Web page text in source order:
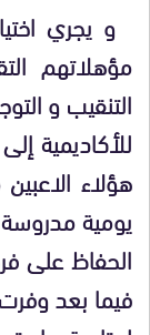
و يجري
مؤهلاتهم
التنقيب و
للأكاديمية
هؤلاء
يومية
الحفاظ على
فيما بعد